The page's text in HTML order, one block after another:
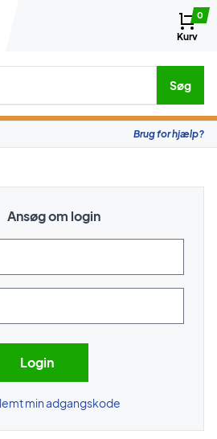
0
Kurv
mærker etc.
Søg
Brug for hjælp?
Ansøg om login
min adgangskode